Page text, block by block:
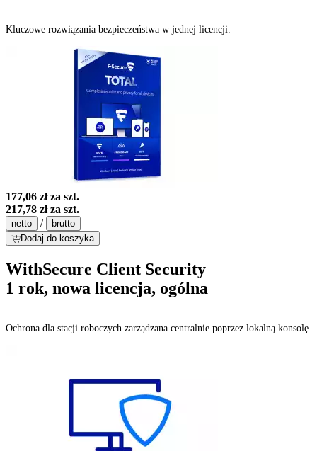
Kluczowe rozwiązania bezpieczeństwa w jednej licencji.
177,06 złza szt.
217,78 złza szt.
netto /
brutto
Dodaj do koszyka
WithSecure Client Security
1 rok, nowa licencja, ogólna
Ochrona dla stacji roboczych zarządzana centralnie poprzez lokalną konsolę.